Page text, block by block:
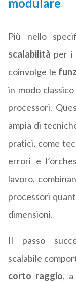
modulare
Più nello
scalabilità per i
coinvolge le
in modo
processori.
ampia di
pratici, come
errori e
lavoro,
processori
dimensioni.
Il passo
scalabile
corto raggio, a